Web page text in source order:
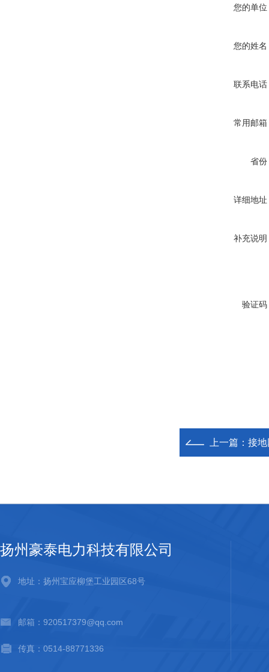
您的单位
您的姓名
联系电话
常用邮箱
省份
详细地址
补充说明
验证码
上一篇： 接
扬州豪泰电力科技有限公司
地址：扬州宝应柳堡工业园区68号
邮箱：920517379@qq.com
传真：0514-88771336